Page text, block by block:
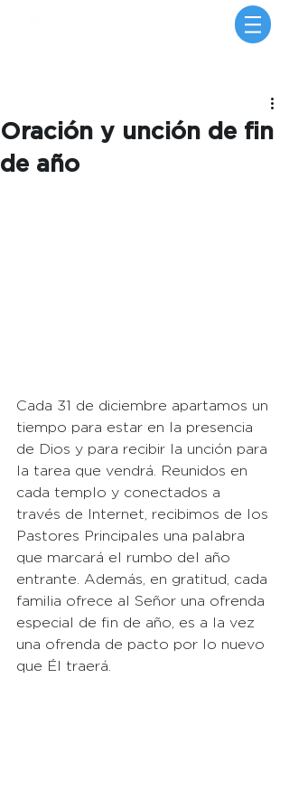
Oración y unción de fin
de año
Cada 31 de diciembre apartamos un
tiempo para estar en la presencia
de Dios y para recibir la unción para
la tarea que vendrá. Reunidos en
cada templo y conectados a
través de Internet, recibimos de los
Pastores Principales una palabra
que marcará el rumbo del año
entrante. Además, en gratitud, cada
familia ofrece al Señor una ofrenda
especial de fin de año, es a la vez
una ofrenda de pacto por lo nuevo
que Él traerá.